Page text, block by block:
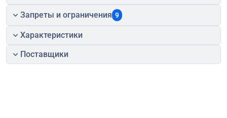
Запреты и ограничения 9
Характеристики
Поставщики